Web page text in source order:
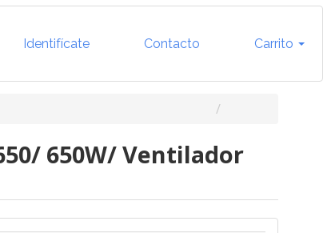
Identifícate Contacto Carrito
650W/ Ventilador